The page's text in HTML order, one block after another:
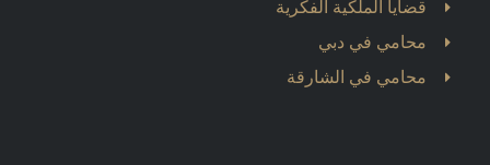
قضايا الملكية الفكرية
محامي في دبي
محامي في الشارقة